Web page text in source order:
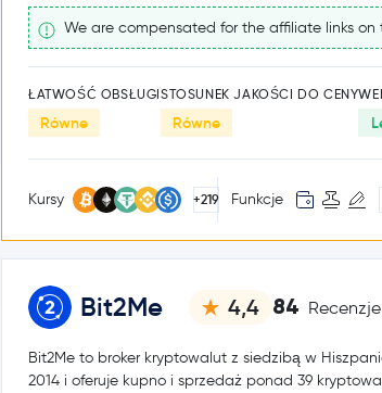
We are compensated for the affiliate links on
ŁATWOŚĆ OBSŁUGI
Równe
STOSUNEK JAKOŚCI DO CENY
Równe
Kursy +219 Funkcje
Bit2Me 4,4 84 Recenzje
Bit2Me to broker kryptowalut z siedzibą w
2014 i oferuje kupno i sprzedaż ponad 39